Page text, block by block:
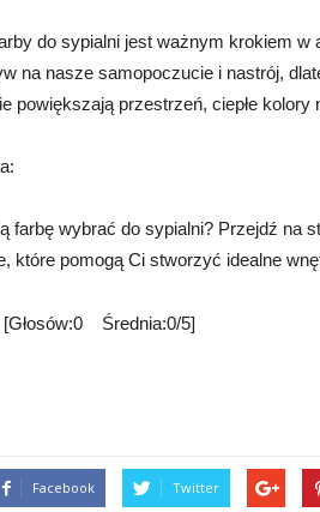
do sypialni jest ważnym krokiem
na nasze samopoczucie i nastrój,
powiększają przestrzeń, ciepłe kolory
farbę wybrać do sypialni? Przejdź na
które pomogą Ci stworzyć idealne
[Głosów:0 Średnia:0/5]
Facebook Twitter